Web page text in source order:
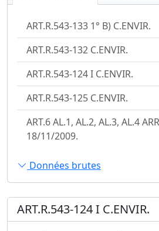
ART.R.543-133 1° B) C.ENVIR.
ART.R.543-132 C.ENVIR.
ART.R.543-124 I C.ENVIR.
ART.R.543-125 C.ENVIR.
ART.6 AL.1, AL.2, AL.3, AL.4
18/11/2009.
Données brutes
ART.R.543-124 I C.ENVIR.